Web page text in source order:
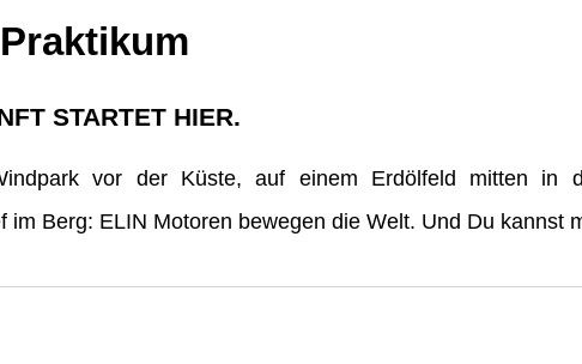
STARTET HIER.
vor der Küste, auf einem Erdölfeld mitten in
im Berg: ELIN Motoren bewegen die Welt. Und Du kannst